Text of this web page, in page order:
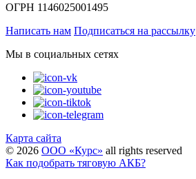
ОГРН 1146025001495
Написать нам Подписаться на рассылку
Мы в социальных сетях
Карта сайта
© 2026 ООО «Курс» all rights reserved
Как подобрать тяговую АКБ?